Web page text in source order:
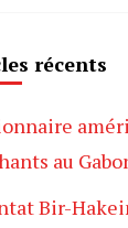
récents
au
Bir-